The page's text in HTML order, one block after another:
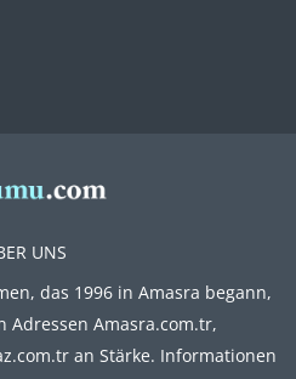
UNS
das 1996 in Amasra begann,
Adressen Amasra.com.tr,
an Stärke. Informationen